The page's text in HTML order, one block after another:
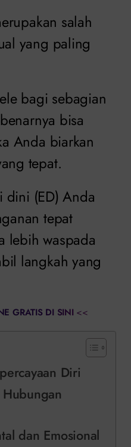
salah
yang paling
bagi sebagian
bisa
Anda biarkan
tepat.
dini (ED) Anda
tepat
lebih waspada
langkah yang
GRATIS DI SINI <<
Diri
dan Emosional